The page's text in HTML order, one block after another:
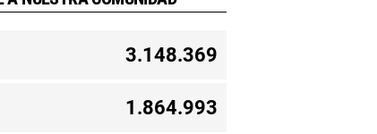
3.148.369
1.864.993